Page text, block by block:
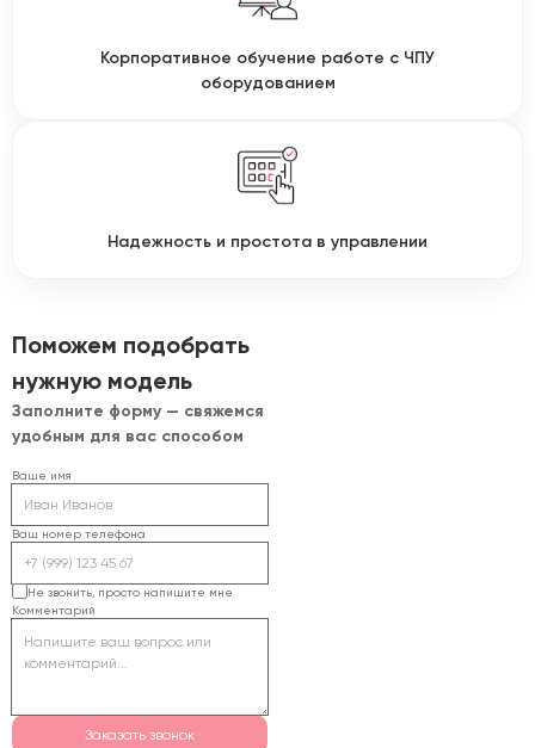
Корпоративное обучение работе с ЧПУ
оборудованием
Надежность и простота в управлении
Поможем подобрать
нужную модель
Заполните форму — свяжемся
удобным для вас способом
Ваше имя
Ваш номер телефона
Не звонить, просто напишите мне
Комментарий
Заказать звонок